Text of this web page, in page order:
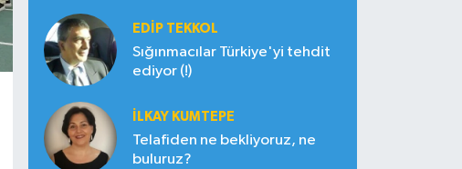
EDIP TEKKOL
Sığınmacılar Türkiye'yi tehdit
ediyor (!)
İLKAY KUMTEPE
Telafiden ne bekliyoruz, ne
buluruz?